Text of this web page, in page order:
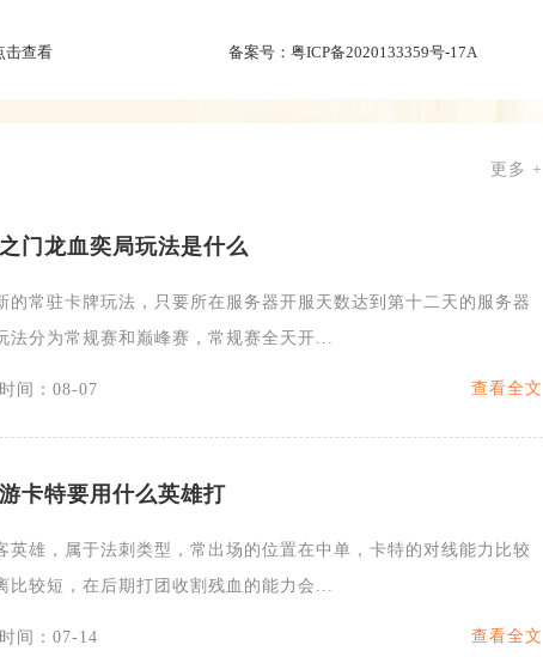
击查看 备案号： 粤ICP备2020133359号-17A
更多 +
门龙血奕局玩法是什么
的常驻卡牌玩法，只要所在服务器开服天数达到第十二天的服务器
法分为常规赛和巅峰赛，常规赛全天开...
时间：08-07 查看全文
卡特要用什么英雄打
英雄，属于法刺类型，常出场的位置在中单，卡特的对线能力比较
比较短，在后期打团收割残血的能力会...
时间：07-14 查看全文